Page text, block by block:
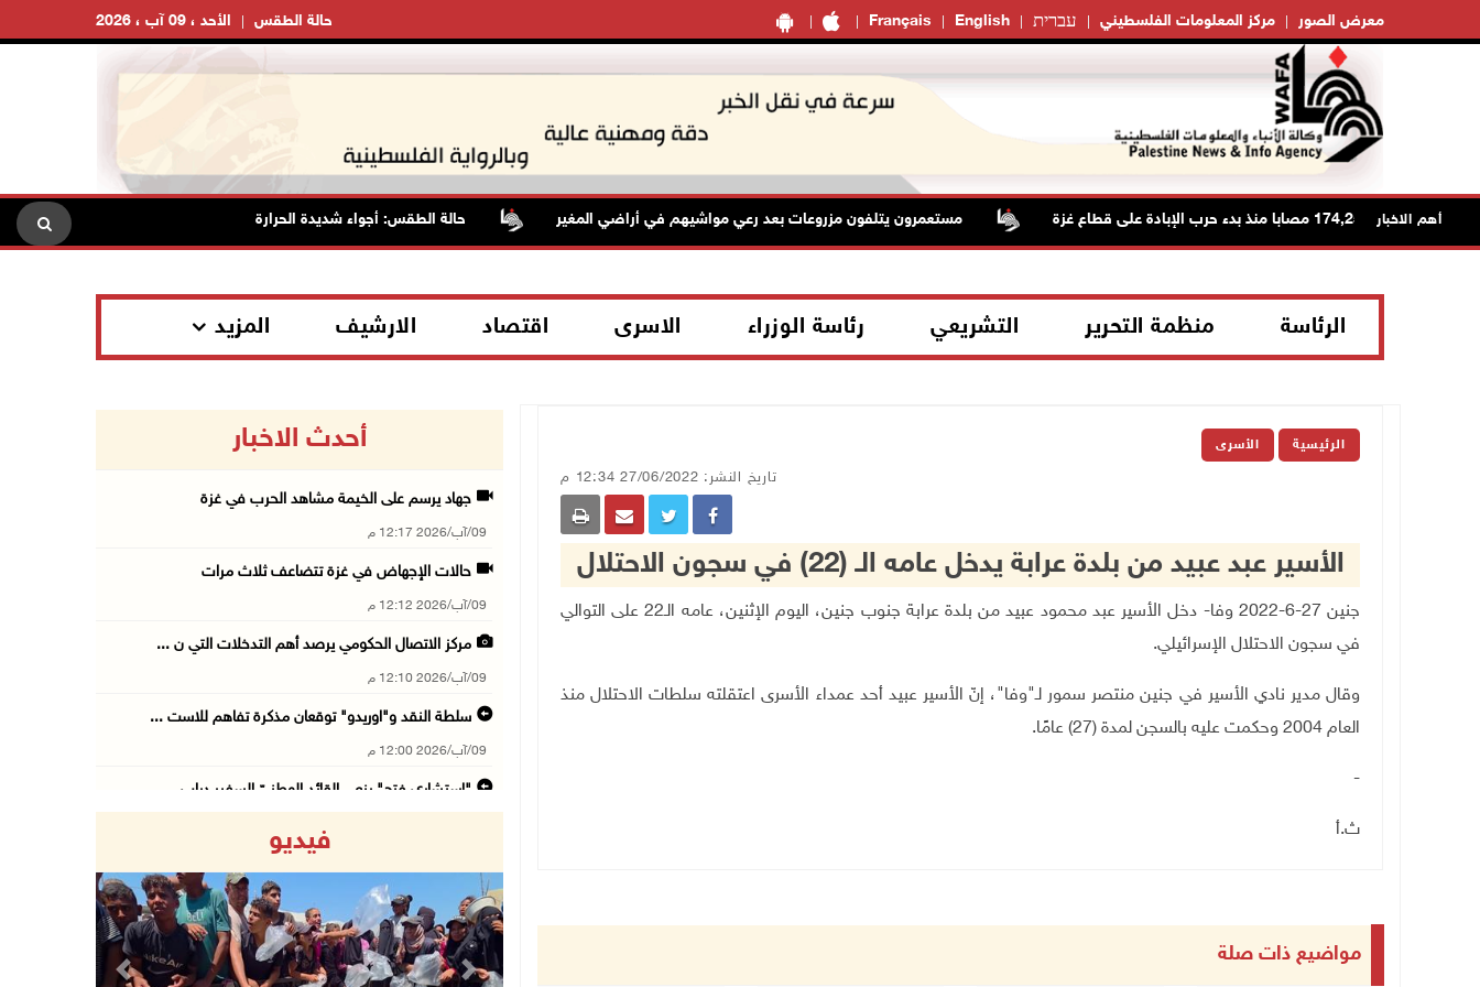
Français English עברית مركز المعلومات الفلسطيني معرض الصور الأحد ، 09 آب ، 2026 حالة الطقس
أهم الاخبار مستعمرون يتلفون مزروعات بعد رعي مواشيهم في أراضي المغير حالة الطقس: أجواء شديدة الحرارة تؤثر على البلاد بدءا من اليوم
الرئاسة منظمة التحرير التشريعي رئاسة الوزراء الاسرى اقتصاد الارشيف المزيد
الرئيسية الأسرى
تاريخ النشر: 27/06/2022 12:34 م
الأسير عبد عبيد من بلدة عرابة يدخل عامه الـ (22) في سجون الاحتلال
جنين 27-6-2022 وفا- دخل الأسير عبد محمود عبيد من بلدة عرابة جنوب جنين، اليوم الإثنين، عامه الـ22 على التوالي
في سجون الاحتلال الإسرائيلي.
وقال مدير نادي الأسير في جنين منتصر سمور لـ"وفا"، إنّ الأسير عبيد أحد عمداء الأسرى اعتقلته سلطات الاحتلال منذ
العام 2004 وحكمت عليه بالسجن لمدة (27) عامًا.
-
ث.أ
مواضيع ذات صلة
أحدث الاخبار
جهاد يرسم على الخيمة مشاهد الحرب في غزة
09/آب/2026 12:17 م
حالات الإجهاض في غزة تتضاعف ثلاث مرات
09/آب/2026 12:12 م
مركز الاتصال الحكومي يرصد أهم التدخلات التي ن ...
09/آب/2026 12:10 م
سلطة النقد و"اوريدو" توقعان مذكرة تفاهم للاست ...
09/آب/2026 12:00 م
"استشاري فتح" ينعى القائد الوطنيّ السفير دياب ...
09/آب/2026 11:47 ص
73,386 شهيدا و174,250 مصابا منذ بدء حرب الإبا ...
09/آب/2026 11:35 ص
فيديو
Previous Next